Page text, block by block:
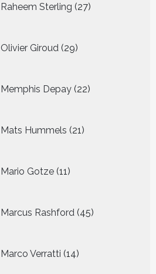
Raheem Sterling 27
producten
Olivier Giroud 29
producten
Memphis Depay 22
producten
Mats Hummels 21
producten
Mario Gotze 11
producten
Marcus Rashford 45
producten
Marco Verratti 14
producten